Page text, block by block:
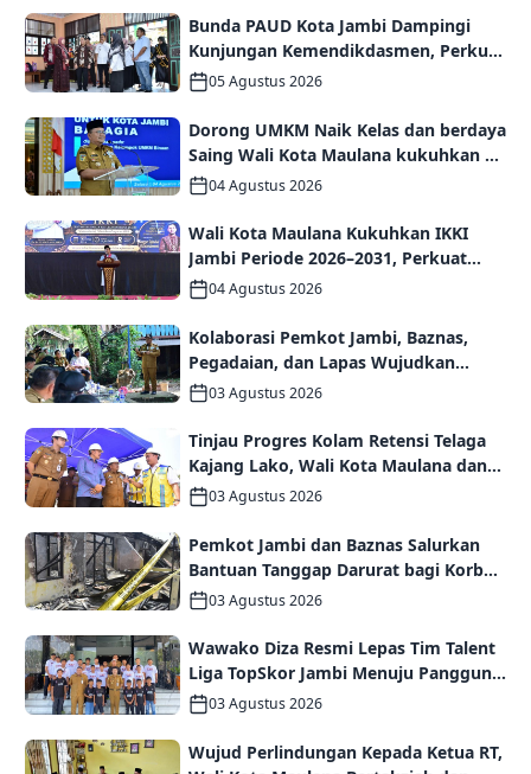
Bunda PAUD Kota Jambi Dampingi
Kunjungan Kemendikdasmen, Perkuat
Kolaborasi Wujudkan PAUD
Berkualitas dan Generasi Emas 2045
05 Agustus 2026
Dorong UMKM Naik Kelas dan berdaya
Saing Wali Kota Maulana kukuhkan 35
kelompok UMKM Binaan
04 Agustus 2026
Wali Kota Maulana Kukuhkan IKKI
Jambi Periode 2026–2031, Perkuat
Persaudaraan dan Kolaborasi dalam
Keberagaman
04 Agustus 2026
Kolaborasi Pemkot Jambi, Baznas,
Pegadaian, dan Lapas Wujudkan
Rumah Layak Huni bagi Warga Kurang
03 Agustus 2026
Tinjau Progres Kolam Retensi Telaga
Kajang Lako, Wali Kota Maulana dan
Komisi V DPR RI Optimistis Kota Jambi
Semakin Dekat Bebas Banjir
03 Agustus 2026
Pemkot Jambi dan Baznas Salurkan
Bantuan Tanggap Darurat bagi Korban
Kebakaran Asrama Polda Jambi
03 Agustus 2026
Wawako Diza Resmi Lepas Tim Talent
Liga TopSkor Jambi Menuju Panggung
Nasional
03 Agustus 2026
Wujud Perlindungan Kepada Ketua RT,